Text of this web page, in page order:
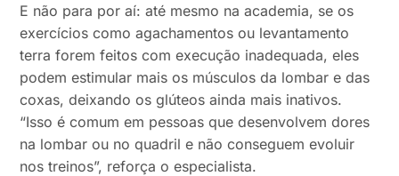
E não para por aí: até mesmo na academia, se os
exercícios como agachamentos ou levantamento
terra forem feitos com execução inadequada, eles
podem estimular mais os músculos da lombar e das
coxas, deixando os glúteos ainda mais inativos.
“Isso é comum em pessoas que desenvolvem dores
na lombar ou no quadril e não conseguem evoluir
nos treinos”, reforça o especialista.